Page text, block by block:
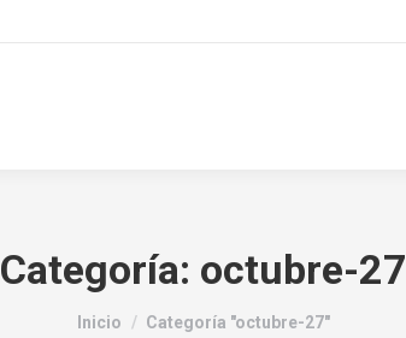
Categoría: octubre-27
Estás aquí:
Inicio Categoría "octubre-27"